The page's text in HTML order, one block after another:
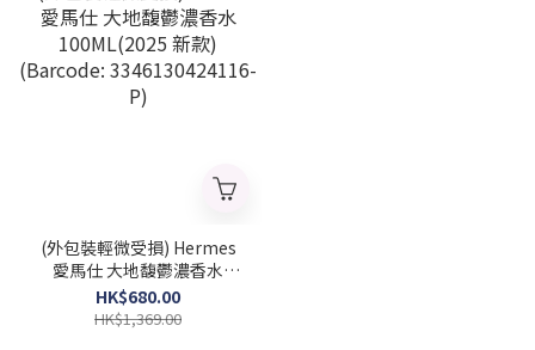
(外包裝輕微受損) Hermes
愛馬仕 大地馥鬱濃香水
100ML(2025 新款)
(Barcode: 3346130424116-
HK$680.00
HK$1,369.00